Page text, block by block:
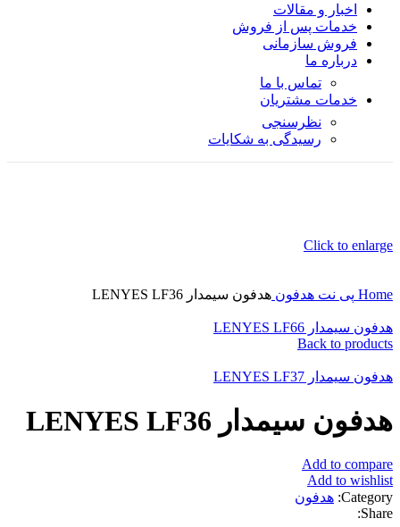
اخبار و مقالات
خدمات پس از فروش
فروش سازمانی
درباره ما
تماس با ما
خدمات مشتریان
نظرسنجی
رسیدگی به شکایات
Click to enlarge
Home پی نت هدفون هدفون سیمدار LENYES LF36
هدفون سیمدار LENYES LF66
Back to products
هدفون سیمدار LENYES LF37
هدفون سیمدار LENYES LF36
Add to compare
Add to wishlist
Category: هدفون
Share: